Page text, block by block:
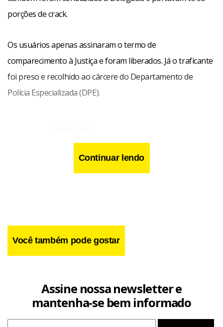
porções de crack.
Os usuários apenas assinaram o termo de
comparecimento à Justiça e foram liberados. Já o traficante
foi preso e recolhido ao cárcere do Departamento de
Polícia Especializada (DPE).
Facebook
WhatsApp
LinkedIn
Twitter
X Telegram
Share
Continuar lendo
Você também pode gostar
Assine nossa newsletter e
mantenha-se bem informado